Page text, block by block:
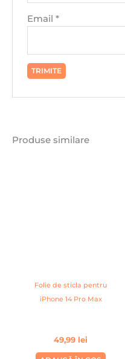
Email*
Produse similare
Folie de sticla pentru
iPhone 14 Pro Max
49,99 lei